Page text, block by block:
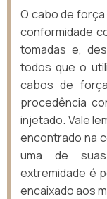
O cabo de
conformidade
tomadas e,
todos que o
cabos de
procedência
injetado. Vale
encontrado na
uma de
extremidade é
encaixado aos